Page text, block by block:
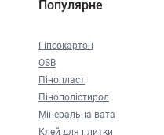
Популярне
Гіпсокартон
OSB
Пінопласт
Пінополістирол
Мінеральна вата
Клей для плитки